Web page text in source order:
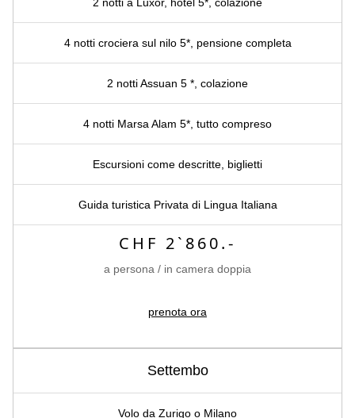
4 notti crociera sul nilo 5*, pensione completa
2 notti Assuan 5 *, colazione
4 notti Marsa Alam 5*, tutto compreso
Escursioni come descritte, biglietti
Guida turistica Privata di Lingua Italiana
CHF 2`860.-
a persona / in camera doppia
prenota ora
Settembo
Volo da Zurigo o Milano